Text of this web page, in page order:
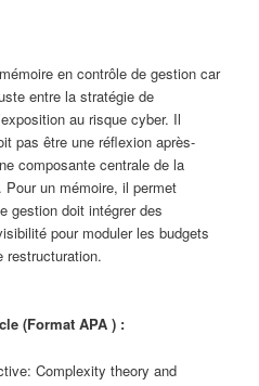
en contrôle de gestion car
entre la stratégie de
au risque cyber. Il
pas être une réflexion après-
composante centrale de la
un mémoire, il permet
gestion doit intégrer des
pour moduler les budgets
restructuration.
(Format APA ) :
Complexity theory and